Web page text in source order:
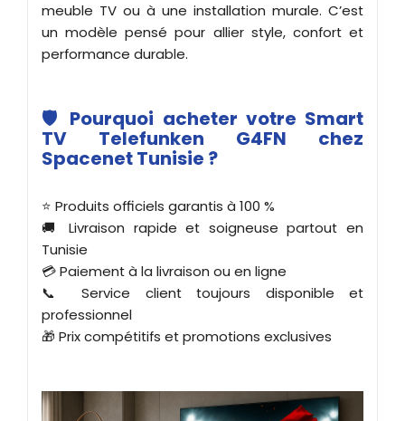
meuble TV ou à une installation murale. C’est
un modèle pensé pour allier style, confort et
performance durable.
🛡️ Pourquoi acheter votre Smart
TV Telefunken G4FN chez
Spacenet Tunisie ?
⭐ Produits officiels garantis à 100 %
🚚 Livraison rapide et soigneuse partout en
Tunisie
💳 Paiement à la livraison ou en ligne
📞 Service client toujours disponible et
professionnel
🎁 Prix compétitifs et promotions exclusives